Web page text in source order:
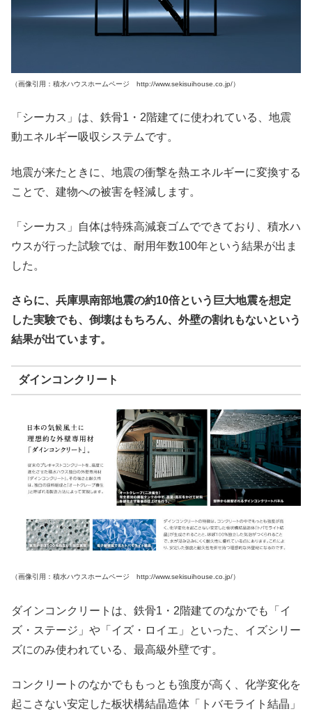
（画像引用：積水ハウスホームページ http://www.sekisuihouse.co.jp/）
「シーカス」は、鉄骨1・2階建てに使われている、地震
動エネルギー吸収システムです。
地震が来たときに、地震の衝撃を熱エネルギーに変換する
ことで、建物への被害を軽減します。
「シーカス」自体は特殊高減衰ゴムでできており、積水ハ
ウスが行った試験では、耐用年数100年という結果が出ま
した。
さらに、兵庫県南部地震の約10倍という巨大地震を想定
した実験でも、倒壊はもちろん、外壁の割れもないという
結果が出ています。
ダインコンクリート
（画像引用：積水ハウスホームページ http://www.sekisuihouse.co.jp/）
ダインコンクリートは、鉄骨1・2階建てのなかでも「イ
ズ・ステージ」や「イズ・ロイエ」といった、イズシリー
ズにのみ使われている、最高級外壁です。
コンクリートのなかでももっとも強度が高く、化学変化を
起こさない安定した板状構結晶造体「トバモライト結晶」